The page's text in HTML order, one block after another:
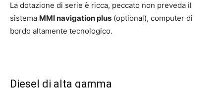
La dotazione di serie è ricca, peccato non preveda il
sistema MMI navigation plus (optional), computer di
bordo altamente tecnologico.
Diesel di alta gamma